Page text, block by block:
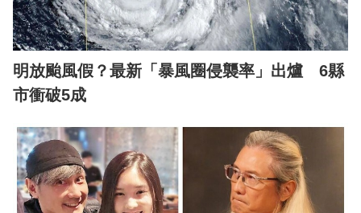
明放颱風假？最新「暴風圈侵襲率」出爐 6縣
市衝破5成